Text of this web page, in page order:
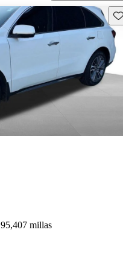
95,407 millas